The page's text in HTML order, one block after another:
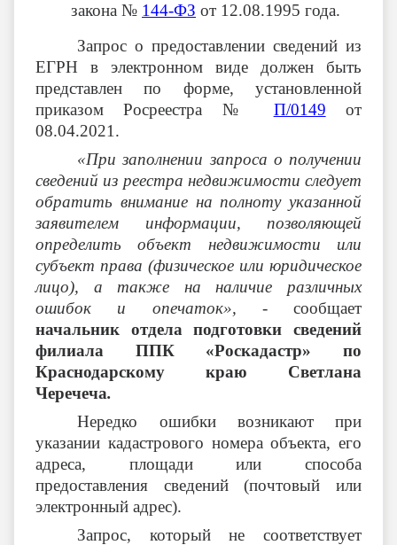
закона № 144-ФЗ от 12.08.1995 года.
Запрос о предоставлении сведений из
ЕГРН в электронном виде должен быть
представлен по форме, установленной
приказом Росреестра № П/0149 от
08.04.2021.
«При заполнении запроса о получении
сведений из реестра недвижимости следует
обратить внимание на полноту указанной
заявителем информации, позволяющей
определить объект недвижимости или
субъект права (физическое или юридическое
лицо), а также на наличие различных
ошибок и опечаток», - сообщает
начальник отдела подготовки сведений
филиала ППК «Роскадастр» по
Краснодарскому краю Светлана
Черечеча.
Нередко ошибки возникают при
указании кадастрового номера объекта, его
адреса, площади или способа
предоставления сведений (почтовый или
электронный адрес).
Запрос, который не соответствует